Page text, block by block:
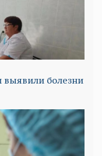
выявили болезни